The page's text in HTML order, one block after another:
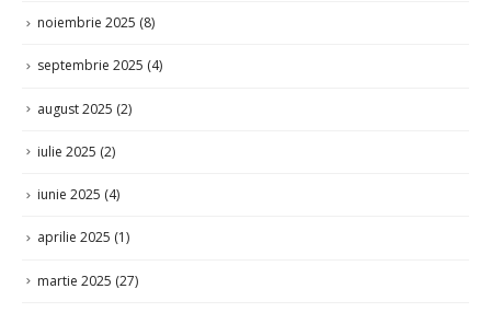
noiembrie 2025 (8)
septembrie 2025 (4)
august 2025 (2)
iulie 2025 (2)
iunie 2025 (4)
aprilie 2025 (1)
martie 2025 (27)